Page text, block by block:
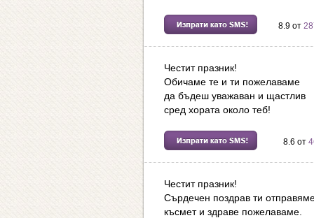
8.9 от
Честит празник!
Обичаме те и ти пожелаваме
да бъдеш уважаван и щастлив
сред хората около теб!
8.6 от
Честит празник!
Сърдечен поздрав ти
късмет и здраве пожелаваме.